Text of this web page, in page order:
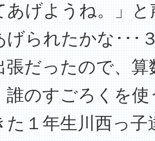
あげようね。」
げられたかな･･･
張だったので、
誰のすごろくを
た１年生川西っ